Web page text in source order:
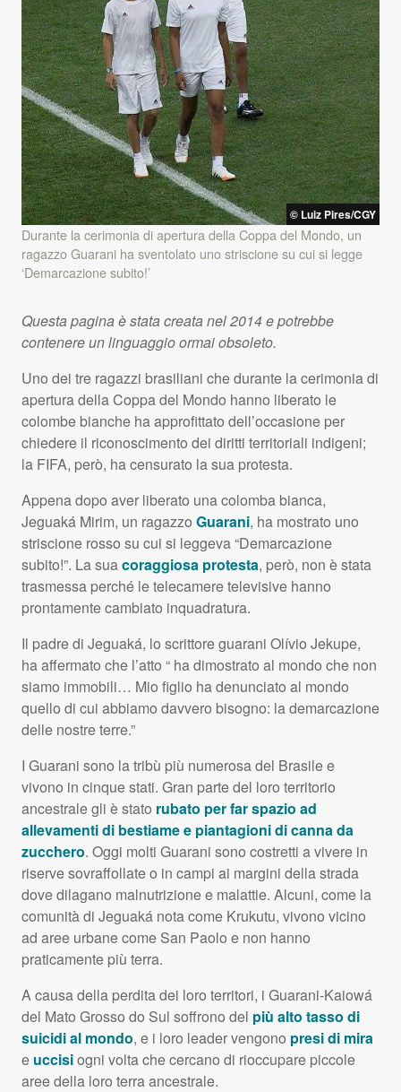
© Luiz Pires/CGY
Durante la cerimonia di apertura della Coppa del Mondo, un
ragazzo Guarani ha sventolato uno striscione su cui si legge
‘Demarcazione subito!’
Questa pagina è stata creata nel 2014 e potrebbe
contenere un linguaggio ormai obsoleto.
Uno dei tre ragazzi brasiliani che durante la cerimonia di
apertura della Coppa del Mondo hanno liberato le
colombe bianche ha approfittato dell’occasione per
chiedere il riconoscimento dei diritti territoriali indigeni;
la FIFA, però, ha censurato la sua protesta.
Appena dopo aver liberato una colomba bianca,
Jeguaká Mirim, un ragazzo Guarani, ha mostrato uno
striscione rosso su cui si leggeva “Demarcazione
subito!”. La sua coraggiosa protesta, però, non è stata
trasmessa perché le telecamere televisive hanno
prontamente cambiato inquadratura.
Il padre di Jeguaká, lo scrittore guarani Olívio Jekupe,
ha affermato che l’atto “ ha dimostrato al mondo che non
siamo immobili… Mio figlio ha denunciato al mondo
quello di cui abbiamo davvero bisogno: la demarcazione
delle nostre terre.”
I Guarani sono la tribù più numerosa del Brasile e
vivono in cinque stati. Gran parte del loro territorio
ancestrale gli è stato rubato per far spazio ad
allevamenti di bestiame e piantagioni di canna da
zucchero. Oggi molti Guarani sono costretti a vivere in
riserve sovraffollate o in campi ai margini della strada
dove dilagano malnutrizione e malattie. Alcuni, come la
comunità di Jeguaká nota come Krukutu, vivono vicino
ad aree urbane come San Paolo e non hanno
praticamente più terra.
A causa della perdita dei loro territori, i Guarani-Kaiowá
del Mato Grosso do Sul soffrono del più alto tasso di
suicidi al mondo, e i loro leader vengono presi di mira
e uccisiogni volta che cercano di rioccupare piccole
aree della loro terra ancestrale.